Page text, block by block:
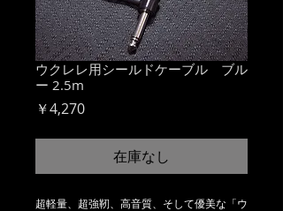
ウクレレ用シールドケーブル ブル
ー 2.5m
￥4,270価
在庫なし
超軽量、超強靭、高音質、そして優美な「ウ